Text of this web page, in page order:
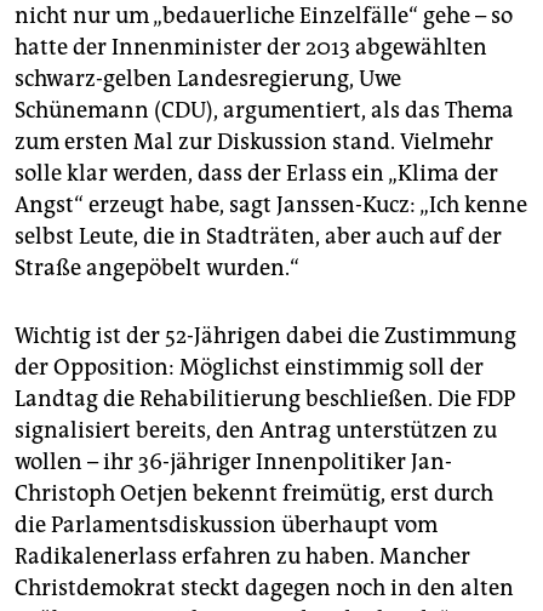
nicht nur um „bedauerliche Einzelfälle“ gehe – so
hatte der Innenminister der 2013 abgewählten
schwarz-gelben Landesregierung, Uwe
Schünemann (CDU), argumentiert, als das Thema
zum ersten Mal zur Diskussion stand. Vielmehr
solle klar werden, dass der Erlass ein „Klima der
Angst“ erzeugt habe, sagt Janssen-Kucz: „Ich kenne
selbst Leute, die in Stadträten, aber auch auf der
Straße angepöbelt wurden.“
Wichtig ist der 52-Jährigen dabei die Zustimmung
der Opposition: Möglichst einstimmig soll der
Landtag die Rehabilitierung beschließen. Die FDP
signalisiert bereits, den Antrag unterstützen zu
wollen – ihr 36-jähriger Innenpolitiker Jan-
Christoph Oetjen bekennt freimütig, erst durch
die Parlamentsdiskussion überhaupt vom
Radikalenerlass erfahren zu haben. Mancher
Christdemokrat steckt dagegen noch in den alten